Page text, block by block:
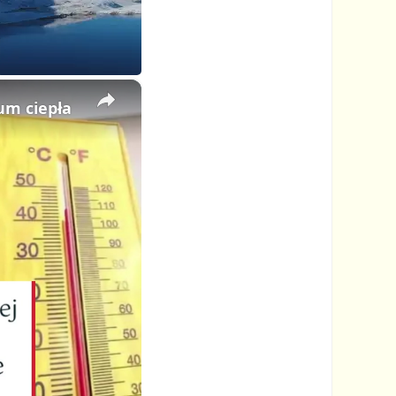
×
ciepła